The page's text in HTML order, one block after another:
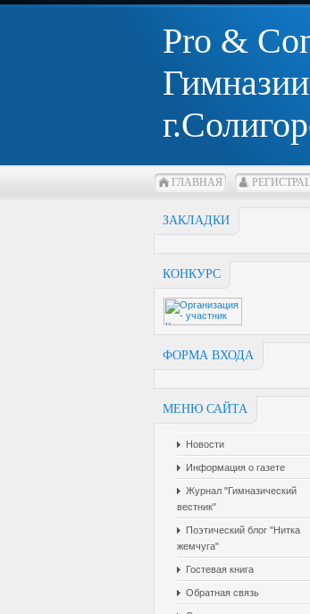
Pro &
ГЛАВНАЯ
ЗАКЛАДКИ
КОНКУРС
ФОРМА ВХОДА
МЕНЮ САЙТА
Новости
Информация о газете
Журнал "Гимназический
вестник"
Поэтический блог "Нитка
жемчуга"
Гостевая книга
Обратная связь